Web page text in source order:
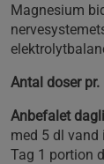
Magnesium
Antal doser pr.
Anbefalet
med 5 dl vand
Tag 1 portion